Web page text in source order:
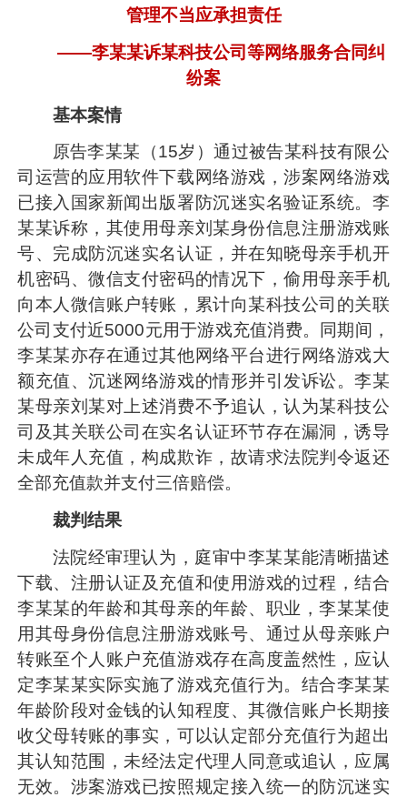
管理不当应承担责任
——李某某诉某科技公司等网络服务合同纠
纷案
基本案情
原告李某某（15岁）通过被告某科技有限公
司运营的应用软件下载网络游戏，涉案网络游戏
已接入国家新闻出版署防沉迷实名验证系统。李
某某诉称，其使用母亲刘某身份信息注册游戏账
号、完成防沉迷实名认证，并在知晓母亲手机开
机密码、微信支付密码的情况下，偷用母亲手机
向本人微信账户转账，累计向某科技公司的关联
公司支付近5000元用于游戏充值消费。同期间，
李某某亦存在通过其他网络平台进行网络游戏大
额充值、沉迷网络游戏的情形并引发诉讼。李某
某母亲刘某对上述消费不予追认，认为某科技公
司及其关联公司在实名认证环节存在漏洞，诱导
未成年人充值，构成欺诈，故请求法院判令返还
全部充值款并支付三倍赔偿。
裁判结果
法院经审理认为，庭审中李某某能清晰描述
下载、注册认证及充值和使用游戏的过程，结合
李某某的年龄和其母亲的年龄、职业，李某某使
用其母身份信息注册游戏账号、通过从母亲账户
转账至个人账户充值游戏存在高度盖然性，应认
定李某某实际实施了游戏充值行为。结合李某某
年龄阶段对金钱的认知程度、其微信账户长期接
收父母转账的事实，可以认定部分充值行为超出
其认知范围，未经法定代理人同意或追认，应属
无效。涉案游戏已按照规定接入统一的防沉迷实